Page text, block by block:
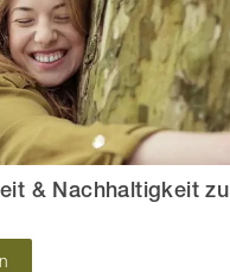
& Nachhaltigkeit zu